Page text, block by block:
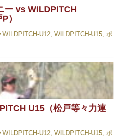
ー vs WILDPITCH
）
WILDPITCH-U12, WILDPITCH-U15, ポ
U15（松戸等々力連
WILDPITCH-U12, WILDPITCH-U15, ポ